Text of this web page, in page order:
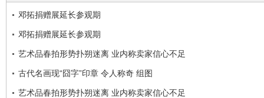
邓拓捐赠展延长参观期
邓拓捐赠展延长参观期
艺术品春拍形势扑朔迷离 业内称卖家信心不足
古代名画现“囧字”印章 令人称奇 组图
艺术品春拍形势扑朔迷离 业内称卖家信心不足